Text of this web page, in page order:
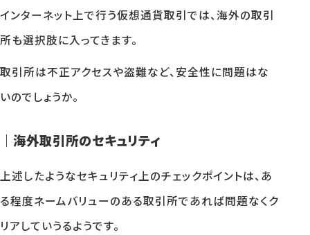
インターネット上で行う仮想通貨取引では、海外の取引
所も選択肢に入ってきます。
取引所は不正アクセスや盗難など、安全性に問題はな
いのでしょうか。
｜海外取引所のセキュリティ
上述したようなセキュリティ上のチェックポイントは、あ
る程度ネームバリューのある取引所であれば問題なくク
リアしていうるようです。